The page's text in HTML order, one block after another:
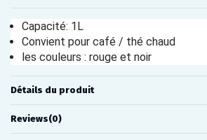
Capacité: 1L
Convient pour café / thé chaud
les couleurs : rouge et noir
Détails du produit
Reviews(0)